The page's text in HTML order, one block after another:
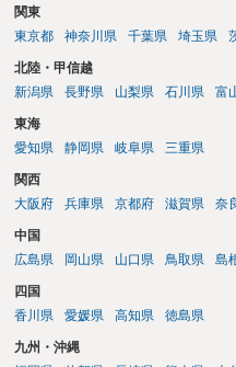
関東
東京都
神奈川県 千葉県 埼玉県
北陸・甲信越
新潟県
長野県 山梨県 石川県 富
東海
愛知県
静岡県 岐阜県 三重県
関西
大阪府
兵庫県 京都府 滋賀県 奈
中国
広島県
岡山県 山口県 鳥取県 島
四国
香川県
愛媛県 高知県 徳島県
九州・沖縄